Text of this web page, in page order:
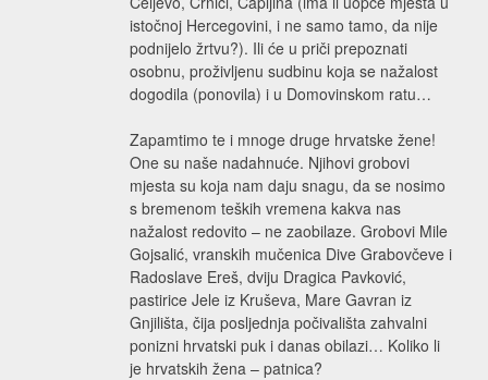
istočnoj Hercegovini, i ne samo tamo, da nije
podnijelo žrtvu?). Ili će u priči prepoznati
osobnu, proživljenu sudbinu koja se nažalost
dogodila (ponovila) i u Domovinskom ratu…
Zapamtimo te i mnoge druge hrvatske žene!
One su naše nadahnuće. Njihovi grobovi
mjesta su koja nam daju snagu, da se nosimo
s bremenom teških vremena kakva nas
nažalost redovito – ne zaobilaze. Grobovi Mile
Gojsalić, vranskih mučenica Dive Grabovčeve i
Radoslave Ereš, dviju Dragica Pavković,
pastirice Jele iz Kruševa, Mare Gavran iz
Gnjilišta, čija posljednja počivališta zahvalni
ponizni hrvatski puk i danas obilazi… Koliko li
je hrvatskih žena – patnica?